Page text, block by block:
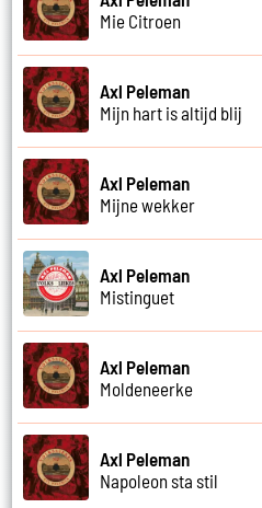
Mie Citroen
Axl Peleman
Mijn hart is altijd blij
Axl Peleman
Mijne wekker
Axl Peleman
Mistinguet
Axl Peleman
Moldeneerke
Axl Peleman
Napoleon sta stil